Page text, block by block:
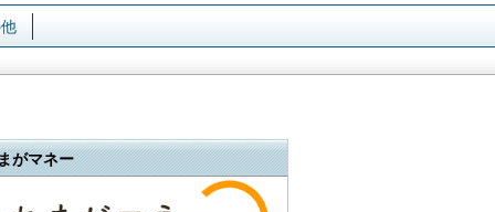
がマネー